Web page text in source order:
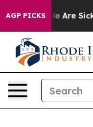
AGP PICKS
“People Are Sick